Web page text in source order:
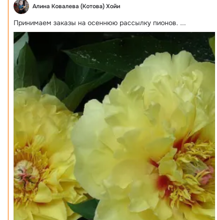
Алина Ковалева (Котова) Хойи
Принимаем заказы на осеннюю рассылку пионов. ...